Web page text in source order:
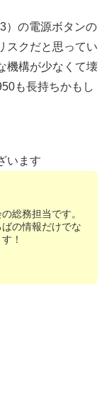
）の電源ボタンの
スクだと思ってい
機構が少なくて壊
も長持ちかもし
います
総務担当です。
の情報だけでな
！